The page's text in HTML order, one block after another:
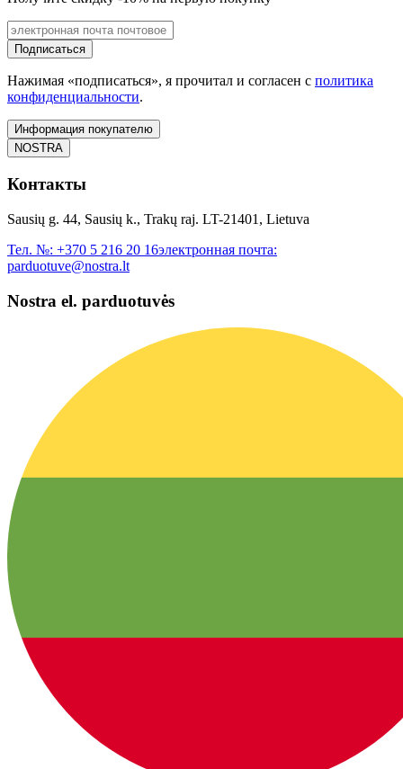
Подписаться
Нажимая «подписаться», я прочитал и согласен с политика
конфиденциальности.
Информация покупателю
NOSTRA
Контакты
Sausių g. 44, Sausių k., Trakų raj. LT-21401, Lietuva
Тел. №: +370 5 216 20 16электронная почта:
parduotuve@nostra.lt
Nostra el. parduotuvės